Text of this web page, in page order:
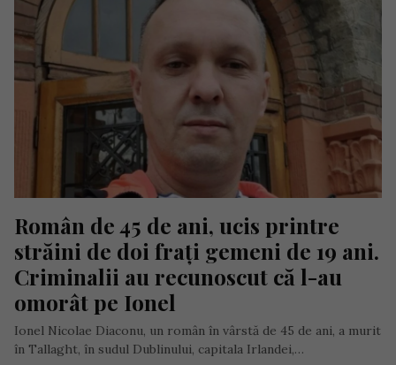
Român de 45 de ani, ucis printre
străini de doi frați gemeni de 19 ani.
Criminalii au recunoscut că l-au
omorât pe Ionel
Ionel Nicolae Diaconu, un român în vârstă de 45 de ani, a murit
în Tallaght, în sudul Dublinului, capitala Irlandei,…